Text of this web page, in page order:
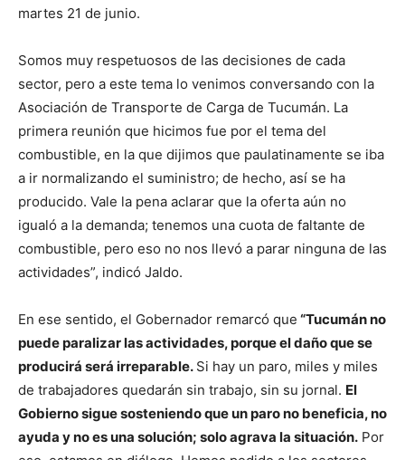
martes 21 de junio.
Somos muy respetuosos de las decisiones de cada
sector, pero a este tema lo venimos conversando con la
Asociación de Transporte de Carga de Tucumán. La
primera reunión que hicimos fue por el tema del
combustible, en la que dijimos que paulatinamente se iba
a ir normalizando el suministro; de hecho, así se ha
producido. Vale la pena aclarar que la oferta aún no
igualó a la demanda; tenemos una cuota de faltante de
combustible, pero eso no nos llevó a parar ninguna de las
actividades”, indicó Jaldo.
En ese sentido, el Gobernador remarcó que “Tucumán no
puede paralizar las actividades, porque el daño que se
producirá será irreparable. Si hay un paro, miles y miles
de trabajadores quedarán sin trabajo, sin su jornal. El
Gobierno sigue sosteniendo que un paro no beneficia, no
ayuda y no es una solución; solo agrava la situación. Por